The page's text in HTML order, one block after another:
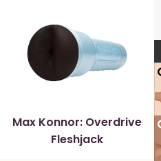
Max Konnor: Overdrive
Fleshjack